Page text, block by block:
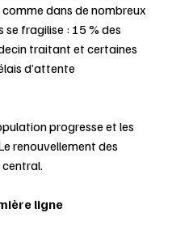
comme dans de nombreux
se fragilise : 15 % des
traitant et certaines
d’attente
progresse et les
renouvellement des
ligne